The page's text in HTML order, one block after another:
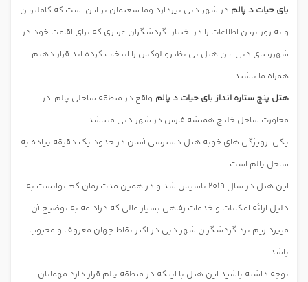
بای حیات د پالم در شهر دبی بپردازد وما سعیمان بر این است که کاملترین
و به روز ترین اطلاعات را در اختیار گردشگران عزیزی که برای اقامت خود در
شهرزیبای دبی این هتل بی نظیرو لوکس را انتخاب کرده اند قرار دهیم .
همراه ما باشید:
هتل پنج ستاره انداز بای حیات د پالم واقع در منطقه ساحلی پالم در
مجاورت ساحل خلیج همیشه فارس در شهر دبی میباشد.
یکی ازویژگی های خوبه هتل دسترسی آسان در حدود یک دقیقه پیاده به
ساحل پالم است .
این هتل در سال 2019 تاسیس شد و در همین مدت زمان کم توانست به
دلیل ارائه امکانات و خدمات رفاهی بسیار عالی که درادامه به توضیح آن
میپردازیم نزد گردشگران شهر دبی در اکثر نقاط جهان معروف و محبوب
باشد.
توجه داشته باشید این هتل با اینکه در منطقه پالم قرار دارد مهمانان